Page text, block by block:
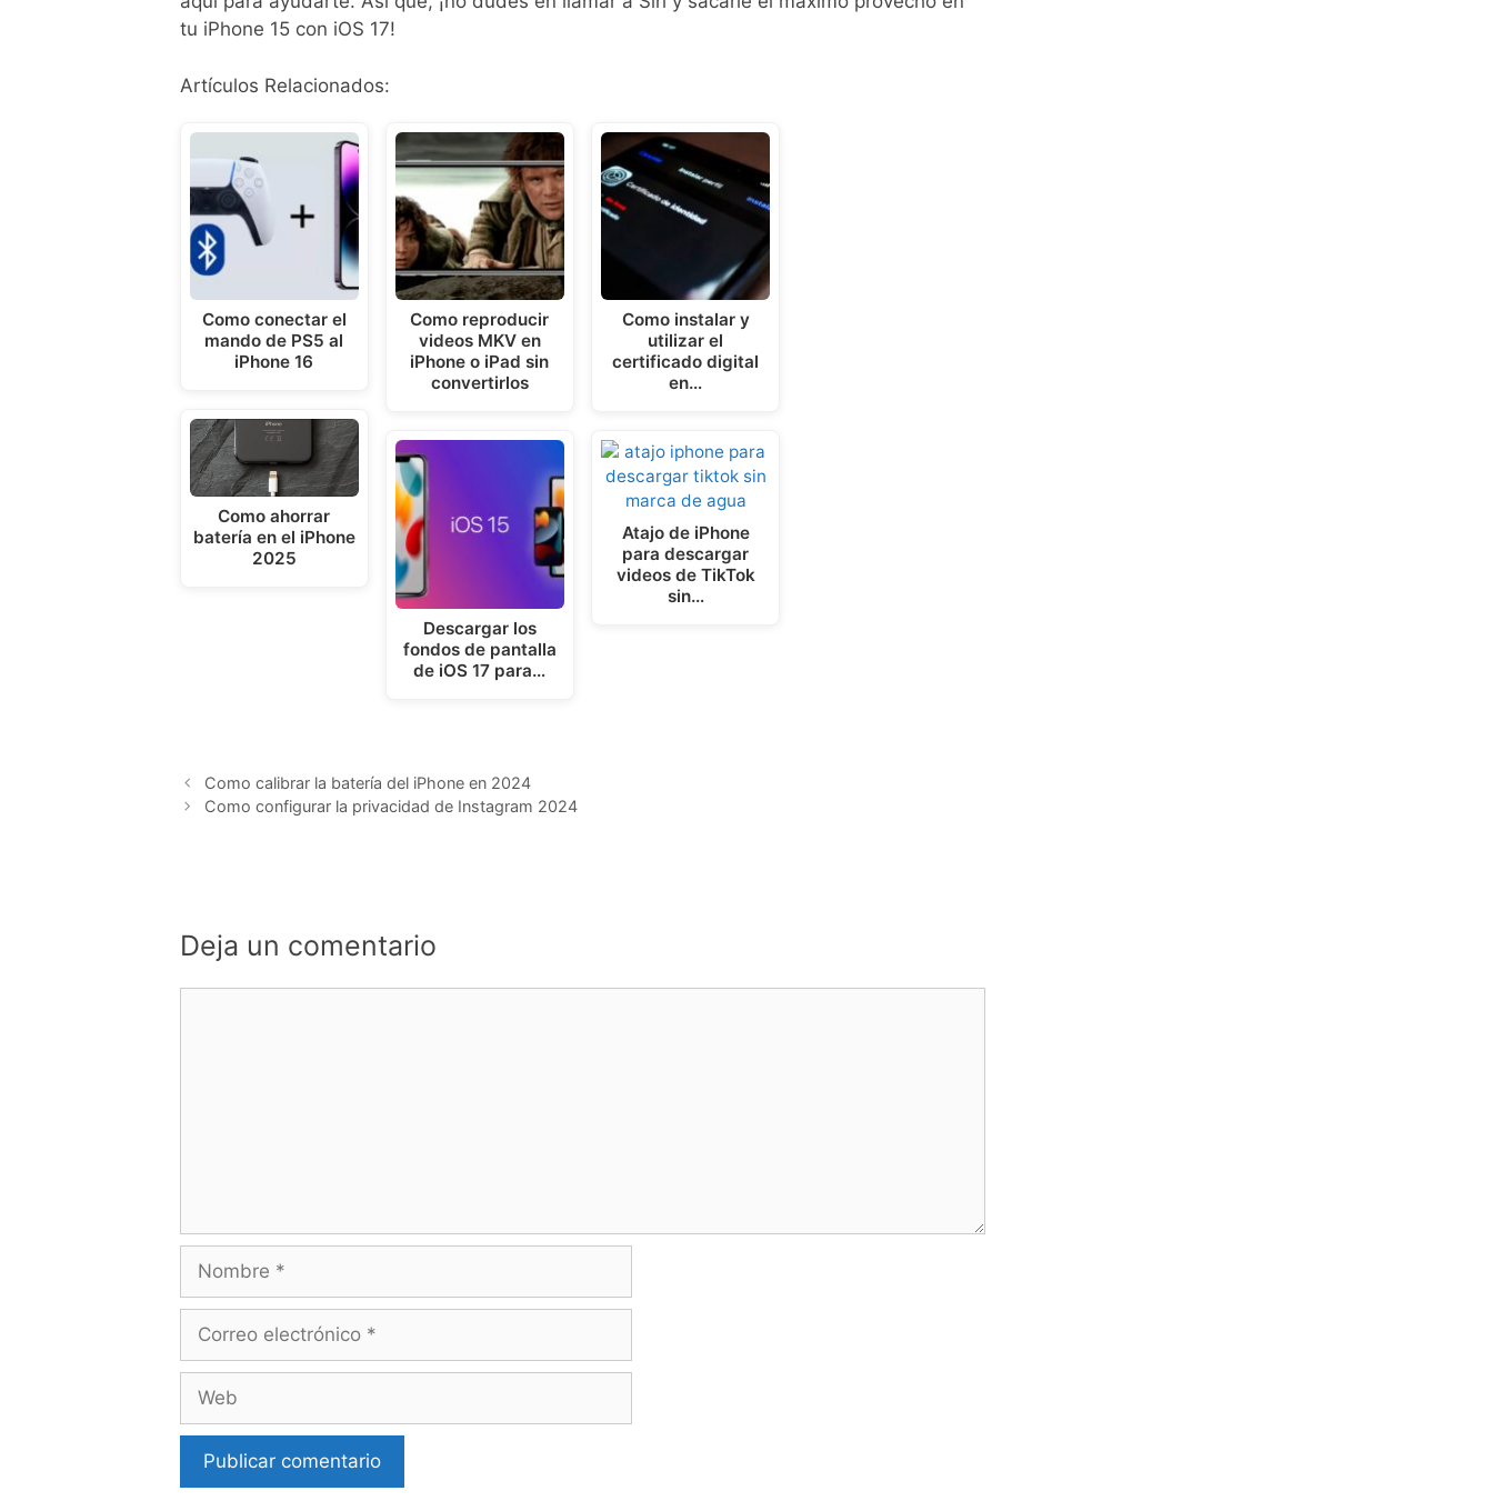
tu iPhone 15 con iOS 17!
Artículos Relacionados:
Como conectar el
mando de PS5 al
iPhone 16
Como ahorrar
batería en el iPhone
2025
Como reproducir
videos MKV en
iPhone o iPad sin
convertirlos
Descargar los
fondos de pantalla
de iOS 17 para…
Como instalar y
utilizar el
certificado digital
en…
Atajo de iPhone
para descargar
videos de TikTok
sin…
Como calibrar la batería del iPhone en 2024
Como configurar la privacidad de Instagram 2024
Deja un comentario
electrónico